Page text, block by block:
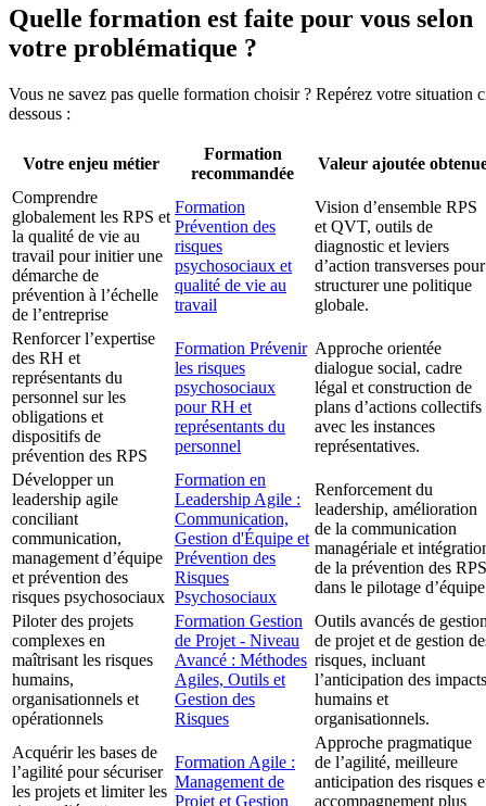
Quelle formation est faite pour vous selon
votre problématique ?
Vous ne savez pas quelle formation choisir ? Repérez votre situation
dessous :
Votre enjeu métier
Formation
recommandée
Valeur ajoutée
Comprendre
globalement les RPS et
la qualité de vie au
travail pour initier une
démarche de
prévention à l’échelle
de l’entreprise
Formation
Prévention des
risques
psychosociaux et
qualité de vie au
travail
Vision d’ensemble RPS
et QVT, outils de
diagnostic et leviers
d’action transverses pour
structurer une politique
globale.
Renforcer l’expertise
des RH et
représentants du
personnel sur les
obligations et
dispositifs de
prévention des RPS
Formation Prévenir
les risques
psychosociaux
pour RH et
représentants du
personnel
Approche orientée
dialogue social, cadre
légal et construction de
plans d’actions collectifs
avec les instances
représentatives.
Développer un
leadership agile
conciliant
communication,
management d’équipe
et prévention des
risques psychosociaux
Formation en
Leadership Agile :
Communication,
Gestion d'Équipe et
Prévention des
Risques
Psychosociaux
Renforcement du
leadership, amélioration
de la communication
managériale et
de la prévention des RPS
dans le pilotage
Piloter des projets
complexes en
maîtrisant les risques
humains,
organisationnels et
opérationnels
Formation Gestion
de Projet - Niveau
Avancé : Méthodes
Agiles, Outils et
Gestion des
Risques
Outils avancés de
de projet et de gestion
risques, incluant
l’anticipation des impacts
humains et
organisationnels.
Acquérir les bases de
l’agilité pour sécuriser
les projets et limiter les
Formation Agile :
Management de
Projet et Gestion
Approche pragmatique
de l’agilité, meilleure
anticipation des risques
accompagnement plus